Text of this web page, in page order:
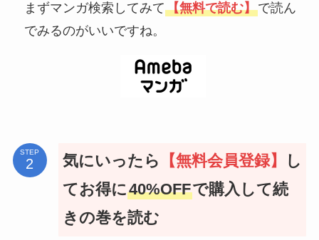
まずマンガ検索してみて【無料で読む】で読ん
でみるのがいいですね。
STEP 気にいったら 【無料会員登録】
し
てお得に40%OFFで購入して続
きの巻を読む